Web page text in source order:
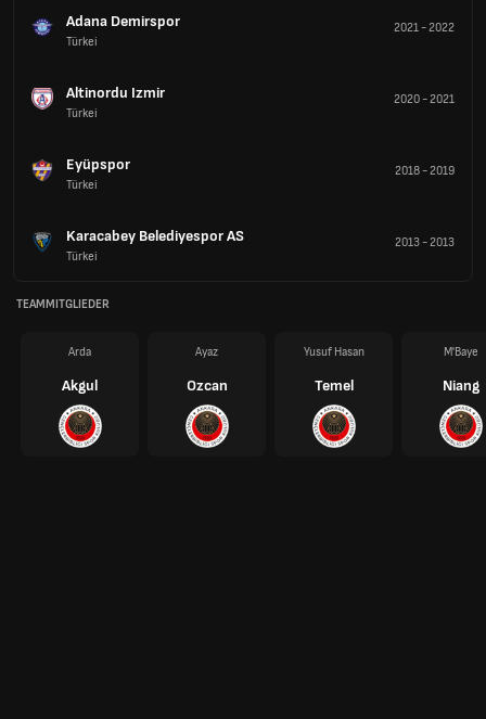
Adana Demirspor
Türkei
2021-2022
Altinordu Izmir
Türkei
2020-2021
Eyüpspor
Türkei
2018-2019
Karacabey Belediyespor AS
Türkei
2013-2013
TEAMMITGLIEDER
Arda
Akgul
Ayaz
Ozcan
Yusuf Hasan
Temel
M'Baye
Niang